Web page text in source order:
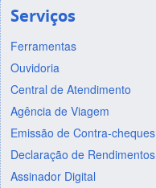
Serviços
Ferramentas
Ouvidoria
Central de Atendimento
Agência de Viagem
Emissão de Contra-cheques
Declaração de Rendimentos
Assinador Digital